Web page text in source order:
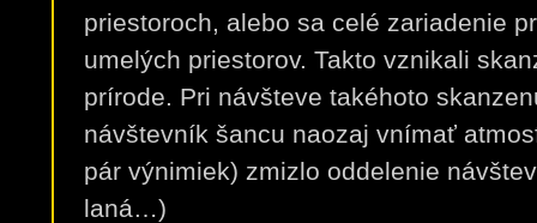
priestoroch, alebo sa celé zariadenie
umelých priestorov. Takto vznikali
prírode. Pri návšteve takéhoto
návštevník šancu naozaj vnímať
pár výnimiek) zmizlo oddelenie
laná…)